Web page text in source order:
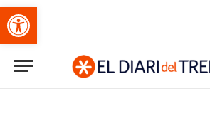
Obre la barra d'eines